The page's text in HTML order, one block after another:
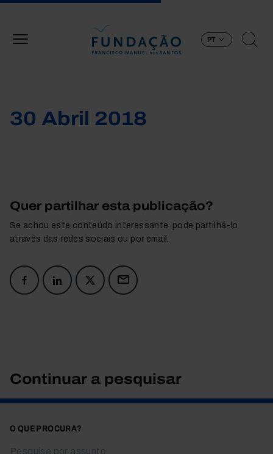
PT
30 Abril 2018
Quer partilhar esta publicação?
Se achou este conteúdo interessante, pode partilhá-lo
através das redes sociais ou por email.
Continuar a pesquisar
O QUE PROCURA?